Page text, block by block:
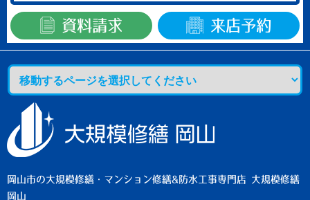
資料請求 来店予約
岡山市の大規模修繕・マンション修繕&防水工事専門店 大規模修繕
岡山